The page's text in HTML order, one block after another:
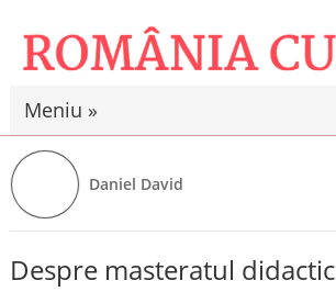
Meniu »
Daniel David
Despre masteratul didactic